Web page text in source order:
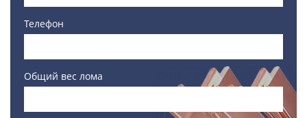
Телефон
Общий вес лома